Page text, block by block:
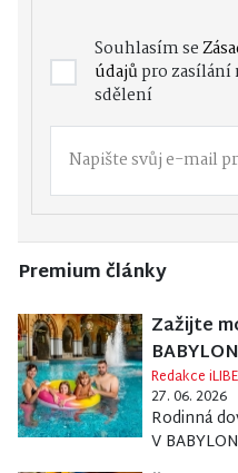
Souhlasím se
údajůpro
sdělení
Premium články
Zažijte
BABYLON
Redakce
27. 06. 2026
Rodinná
V